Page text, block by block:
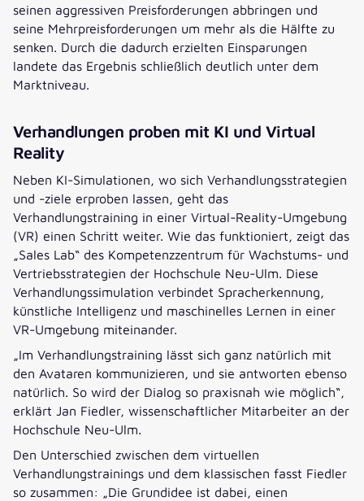
seinen aggressiven Preisforderungen abbringen und
seine Mehrpreisforderungen um mehr als die Hälfte zu
senken. Durch die dadurch erzielten Einsparungen
landete das Ergebnis schließlich deutlich unter dem
Marktniveau.
Verhandlungen proben mit KI und Virtual
Reality
Neben KI-Simulationen, wo sich Verhandlungsstrategien
und -ziele erproben lassen, geht das
Verhandlungstraining in einer Virtual-Reality-Umgebung
(VR) einen Schritt weiter. Wie das funktioniert, zeigt das
„Sales Lab“ des Kompetenzzentrum für Wachstums- und
Vertriebsstrategien der Hochschule Neu-Ulm. Diese
Verhandlungssimulation verbindet Spracherkennung,
künstliche Intelligenz und maschinelles Lernen in einer
VR-Umgebung miteinander.
„Im Verhandlungstraining lässt sich ganz natürlich mit
den Avataren kommunizieren, und sie antworten ebenso
natürlich. So wird der Dialog so praxisnah wie möglich“,
erklärt Jan Fiedler, wissenschaftlicher Mitarbeiter an der
Hochschule Neu-Ulm.
Den Unterschied zwischen dem virtuellen
Verhandlungstrainings und dem klassischen fasst Fiedler
so zusammen: „Die Grundidee ist dabei, einen